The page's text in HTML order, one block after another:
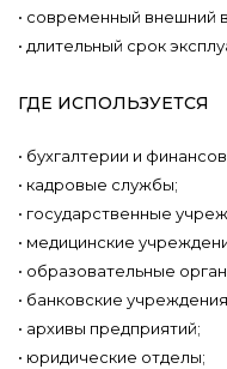
• современный внешний
• длительный срок
ГДЕ ИСПОЛЬЗУЕТСЯ
• бухгалтерии и
• кадровые службы;
• государственные
• медицинские
• образовательные
• банковские
• архивы предприятий;
• юридические отделы;